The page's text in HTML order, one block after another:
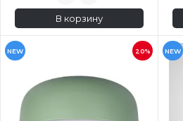
В корзину
NEW 20% NEW